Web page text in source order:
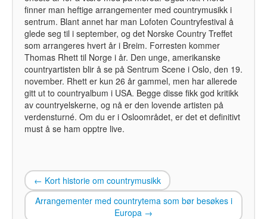
finner man heftige arrangementer med countrymusikk i
sentrum. Blant annet har man Lofoten Countryfestival å
glede seg til i september, og det Norske Country Treffet
som arrangeres hvert år i Breim. Forresten kommer
Thomas Rhett til Norge i år. Den unge, amerikanske
countryartisten blir å se på Sentrum Scene i Oslo, den 19.
november. Rhett er kun 26 år gammel, men har allerede
gitt ut to countryalbum i USA. Begge disse fikk god kritikk
av countryelskerne, og nå er den lovende artisten på
verdensturné. Om du er i Osloområdet, er det et definitivt
must å se ham opptre live.
← Kort historie om countrymusikk
Arrangementer med countrytema som bør besøkes i
Europa →